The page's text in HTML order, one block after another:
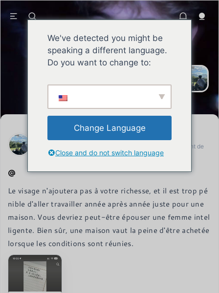
SEAN
Le sage s'efforce sans relâche de
s'améliorer, assume ses
de caractère inébranlable et d'un
esprit combatif.
Lettre datée du 13 avril 2026 du représentant permanent de
l'Union européenne (UE)
Le visage n'ajoutera pas à votre richesse, et il est trop pé
nible d'aller travailler année après année juste pour une
maison. Vous devriez peut-être épouser une femme intel
ligente. Bien sûr, une maison vaut la peine d'être achetée
lorsque les conditions sont réunies.
We've detected you might be
speaking a different language.
Do you want to change to:
Change Language
Close and do not switch language